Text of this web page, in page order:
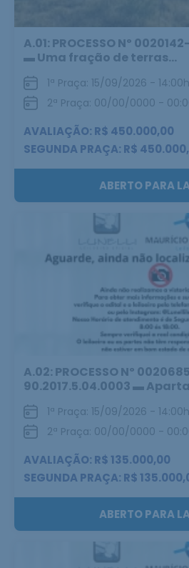
A.01: PROCESSO Nº
▬ Uma fração de terras...
1ª Praça: 15/09/2026 -
2ª Praça: 00/00/0000 -
AVALIAÇÃO: R$ 450.000,00
SEGUNDA PRAÇA: R$
ABERTO PARA
A.02: PROCESSO Nº
90.2017.5.04.0003 ▬
1ª Praça: 15/09/2026 -
2ª Praça: 00/00/0000 -
AVALIAÇÃO: R$ 135.000,00
SEGUNDA PRAÇA: R$
ABERTO PARA